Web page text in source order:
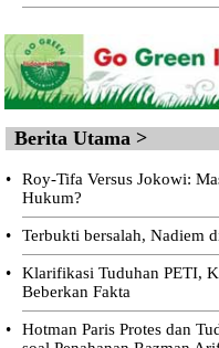
Berita Utama >
•
Roy-Tifa Versus Jokowi:
Hukum?
• Terbukti bersalah, Nadiem
•
Klarifikasi Tuduhan PETI,
Beberkan Fakta
•
Hotman Paris Protes dan